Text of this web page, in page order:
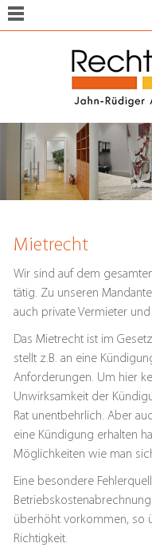
Mietrecht
Wir sind auf dem
tätig. Zu unseren
auch private Vermieter und
Das Mietrecht ist im
stellt z.B. an eine
Anforderungen. Um hier
Unwirksamkeit der
Rat unentbehrlich. Aber
eine Kündigung erhalten
Möglichkeiten wie man
Eine besondere
überhöht vorkommen, so
Richtigkeit.